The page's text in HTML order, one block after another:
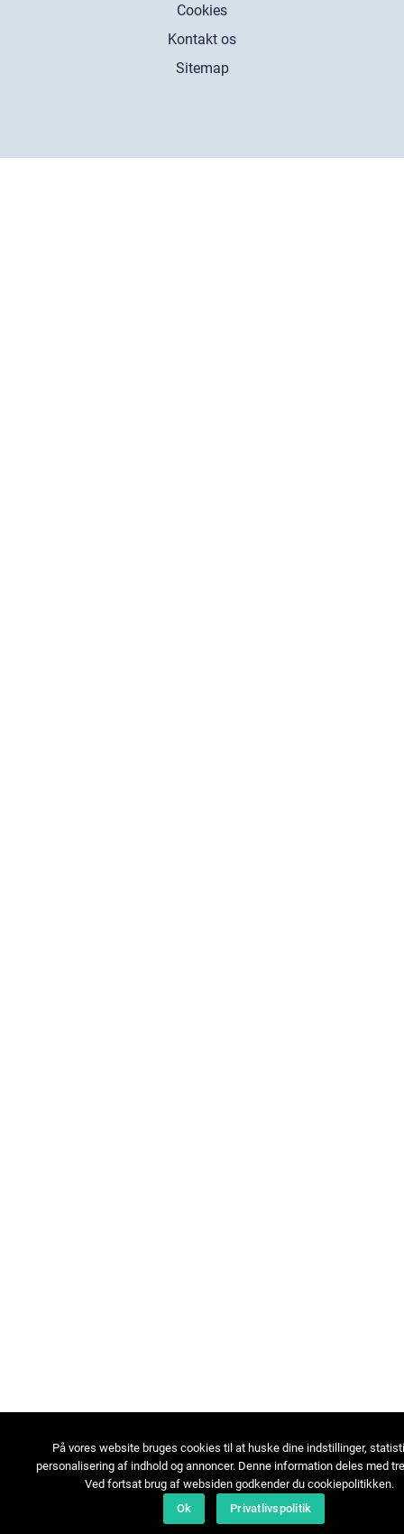
Cookies
Kontakt os
Sitemap
På vores website bruges cookies til at huske dine indstillinger,
personalisering af indhold og annoncer. Denne information deles med
Ved fortsat brug af websiden godkender du cookiepolitikken.
Ok
Privatlivspolitik